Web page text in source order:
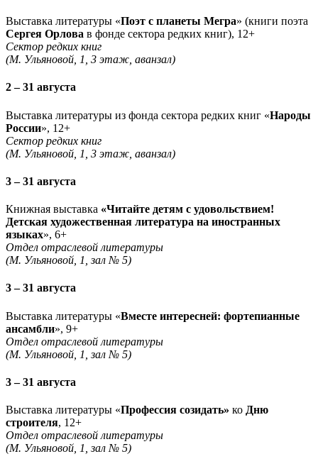
Выставка литературы «Поэт с планеты Мегра» (книги поэта
Сергея Орлова в фонде сектора редких книг), 12+
Сектор редких книг
(М. Ульяновой, 1, 3 этаж, аванзал)
2 – 31 августа
Выставка литературы из фонда сектора редких книг «Народы
России», 12+
Сектор редких книг
(М. Ульяновой, 1, 3 этаж, аванзал)
3 – 31 августа
Книжная выставка «Читайте детям с удовольствием!
Детская художественная литература на иностранных
языках», 6+
Отдел отраслевой литературы
(М. Ульяновой, 1, зал № 5)
3 – 31 августа
Выставка литературы «Вместе интересней: фортепианные
ансамбли», 9+
Отдел отраслевой литературы
(М. Ульяновой, 1, зал № 5)
3 – 31 августа
Выставка литературы «Профессия созидать» ко Дню
строителя, 12+
Отдел отраслевой литературы
(М. Ульяновой, 1, зал № 5)